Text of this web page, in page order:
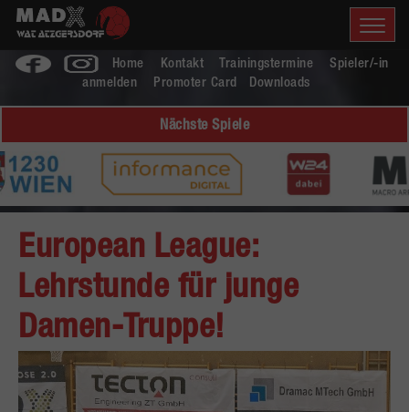
Home Kontakt Trainingstermine
Spieler/-in
anmelden
Promoter Card Downloads
Nächste Spiele
European League:
Lehrstunde für junge
Damen-Truppe!